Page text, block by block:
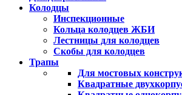
Колодцы
Инспекционные
Кольца колодцев ЖБИ
Лестницы для колодцев
Скобы для колодцев
Трапы
Для мостовых
Квадратные